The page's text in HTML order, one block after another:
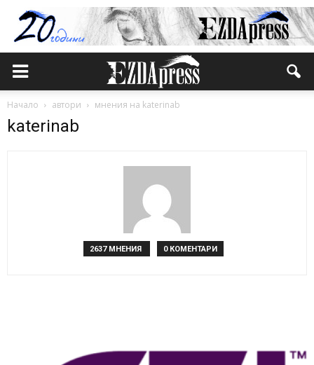
Начало автори мнения на katerinab
katerinab
2637 МНЕНИЯ 0 КОМЕНТАРИ